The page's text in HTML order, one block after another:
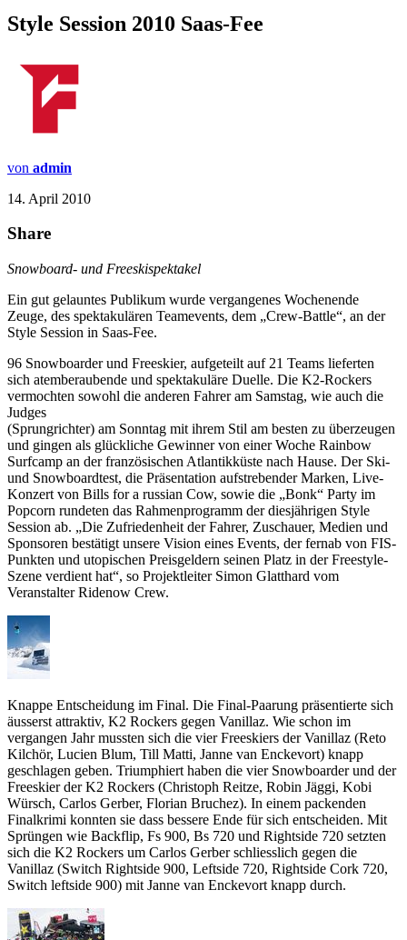
Style Session 2010 Saas-Fee
von admin
14. April 2010
Share
Snowboard- und Freeskispektakel
Ein gut gelauntes Publikum wurde vergangenes Wochenende
Zeuge, des spektakulären Teamevents, dem „Crew-Battle“, an der
Style Session in Saas-Fee.
96 Snowboarder und Freeskier, aufgeteilt auf 21 Teams lieferten
sich atemberaubende und spektakuläre Duelle. Die K2-Rockers
vermochten sowohl die anderen Fahrer am Samstag, wie auch die
Judges
(Sprungrichter) am Sonntag mit ihrem Stil am besten zu überzeugen
und gingen als glückliche Gewinner von einer Woche Rainbow
Surfcamp an der französischen Atlantikküste nach Hause. Der Ski-
und Snowboardtest, die Präsentation aufstrebender Marken, Live-
Konzert von Bills for a russian Cow, sowie die „Bonk“ Party im
Popcorn rundeten das Rahmenprogramm der diesjährigen Style
Session ab. „Die Zufriedenheit der Fahrer, Zuschauer, Medien und
Sponsoren bestätigt unsere Vision eines Events, der fernab von FIS-
Punkten und utopischen Preisgeldern seinen Platz in der Freestyle-
Szene verdient hat“, so Projektleiter Simon Glatthard vom
Veranstalter Ridenow Crew.
Knappe Entscheidung im Final. Die Final-Paarung präsentierte sich
äusserst attraktiv, K2 Rockers gegen Vanillaz. Wie schon im
vergangen Jahr mussten sich die vier Freeskiers der Vanillaz (Reto
Kilchör, Lucien Blum, Till Matti, Janne van Enckevort) knapp
geschlagen geben. Triumphiert haben die vier Snowboarder und der
Freeskier der K2 Rockers (Christoph Reitze, Robin Jäggi, Kobi
Würsch, Carlos Gerber, Florian Bruchez). In einem packenden
Finalkrimi konnten sie dass bessere Ende für sich entscheiden. Mit
Sprüngen wie Backflip, Fs 900, Bs 720 und Rightside 720 setzten
sich die K2 Rockers um Carlos Gerber schliesslich gegen die
Vanillaz (Switch Rightside 900, Leftside 720, Rightside Cork 720,
Switch leftside 900) mit Janne van Enckevort knapp durch.